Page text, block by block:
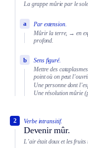
La grappe mûrie par le
Par extension.
a
Mûrir la terre, → en
profond.
Sens figuré.
b
Mettre des
point où on peut
Une personne dont
Une résolution mûrie
Verbe intransitif.
Devenir mûr.
2
L’air était doux et les fruits